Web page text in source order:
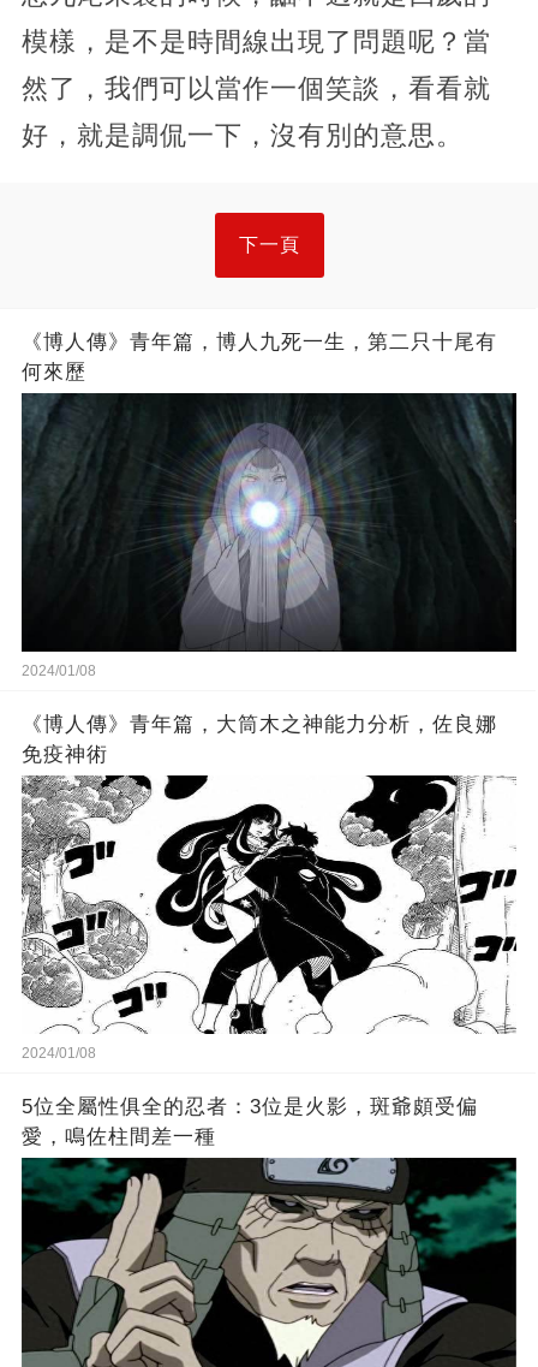
模樣，是不是時間線出現了問題呢？當
然了，我們可以當作一個笑談，看看就
好，就是調侃一下，沒有別的意思。
下一頁
《博人傳》青年篇，博人九死一生，第二只十尾有
何來歷
2024/01/08
《博人傳》青年篇，大筒木之神能力分析，佐良娜
免疫神術
2024/01/08
5位全屬性俱全的忍者：3位是火影，斑爺頗受偏
愛，鳴佐柱間差一種